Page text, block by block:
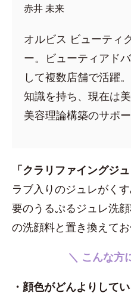
赤井 未来
オルビス ビューティ
ー。ビューティアド
して複数店舗で活躍
知識を持ち、現在は
美容理論構築のサポ
「クラリファイングジ
ラブ入りのジュレがく
要のうるぷるジュレ洗
の洗顔料と置き換えてお
＼ こんな方
・顔色がどんよりして